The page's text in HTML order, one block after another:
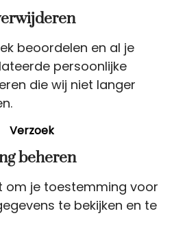
beoordelen en al je
persoonlijke
die wij niet langer
Verzoek
beheren
om je toestemming voor
te bekijken en te